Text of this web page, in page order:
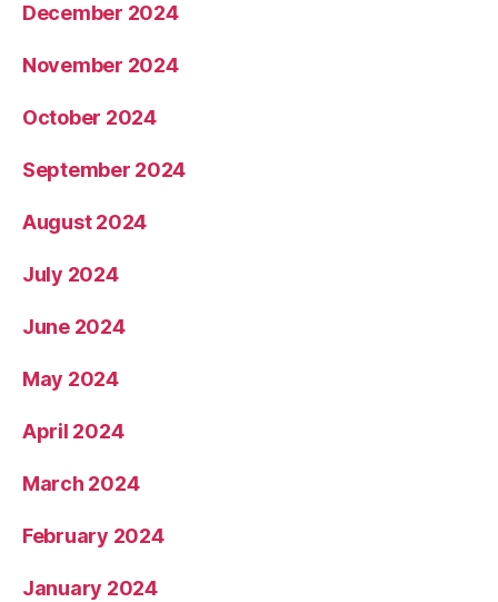
December 2024
November 2024
October 2024
September 2024
August 2024
July 2024
June 2024
May 2024
April 2024
March 2024
February 2024
January 2024